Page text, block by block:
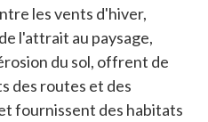
les vents d'hiver,
l'attrait au paysage,
du sol, offrent de
des routes et des
fournissent des habitats